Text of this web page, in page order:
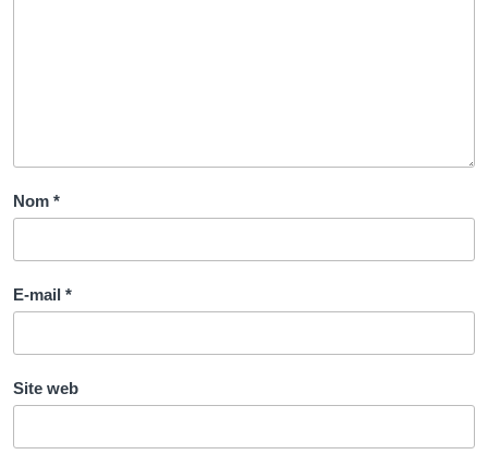
Nom *
E-mail *
Site web